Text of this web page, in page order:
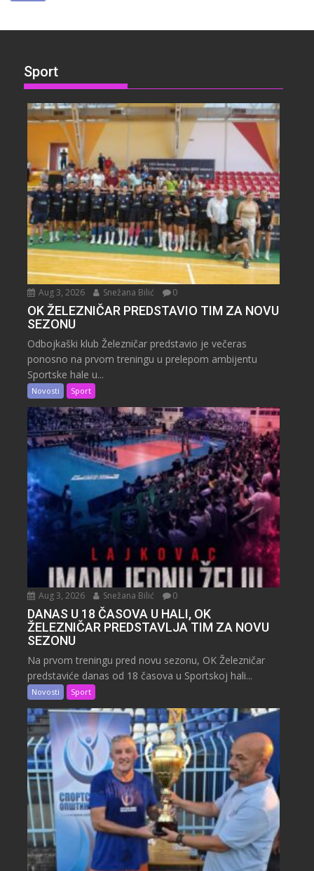
Sport
Aug 3, 2026 Snežana Bilić 0
OK ŽELEZNIČAR PREDSTAVIO TIM ZA NOVU
SEZONU
Odbojkaški klub Železničar predstavio je večeras
ponosno na prvom treningu u prelepom ambijentu
Sportske hale u...
Novosti Sport
Aug 3, 2026 Snežana Bilić 0
DANAS U 18 ČASOVA U HALI, OK
ŽELEZNIČAR PREDSTAVLJA TIM ZA NOVU
SEZONU
Na prvom treningu pred novu sezonu, OK Železničar
predstaviće danas od 18 časova u Sportskoj hali...
Novosti Sport